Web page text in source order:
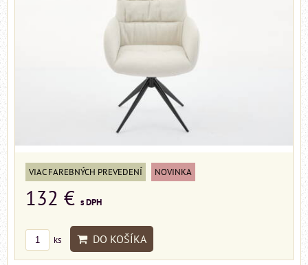
VIAC FAREBNÝCH PREVEDENÍ NOVINKA
132 € s DPH
ks DO KOŠÍKA